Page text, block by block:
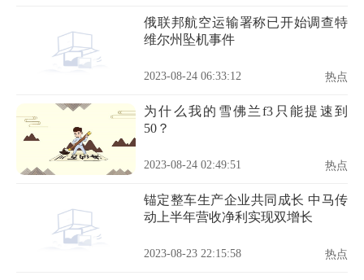
俄联邦航空运输署称已开始调查特
维尔州坠机事件
2023-08-24 06:33:12 热点
为什么我的雪佛兰f3只能提速到
50？
2023-08-24 02:49:51 热点
锚定整车生产企业共同成长 中马传
动上半年营收净利实现双增长
2023-08-23 22:15:58 热点